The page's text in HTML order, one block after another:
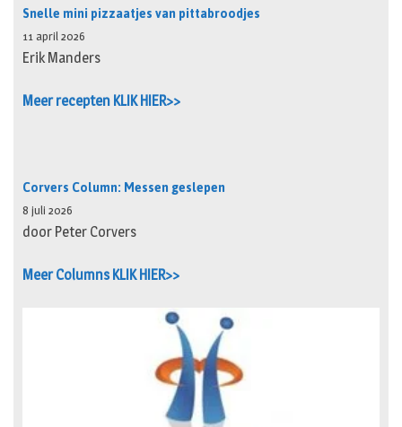
Snelle mini pizzaatjes van pittabroodjes
11 april 2026
Erik Manders
Meer recepten KLIK HIER>>
Corvers Column: Messen geslepen
8 juli 2026
door Peter Corvers
Meer Columns KLIK HIER>>